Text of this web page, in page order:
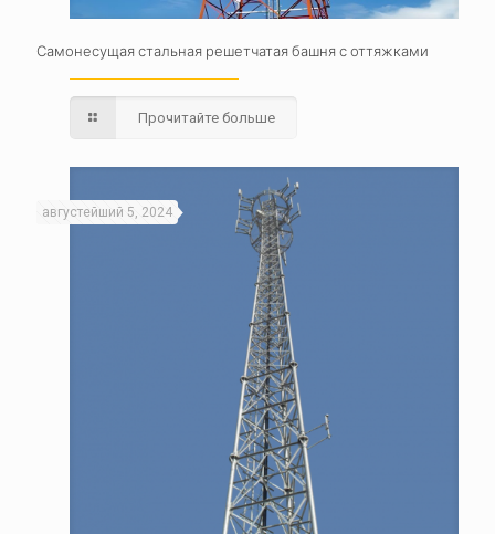
Самонесущая стальная решетчатая башня с оттяжками
Прочитайте больше
августейший 5, 2024